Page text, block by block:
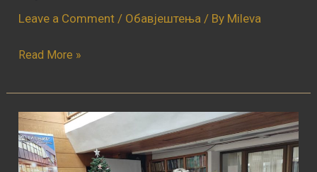
Leave a Comment / Обавјештења / By Mileva
Read More »
Представница
РПЗ
–